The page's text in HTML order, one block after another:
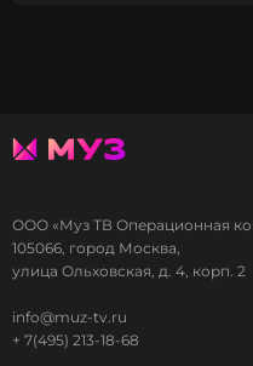
ООО «Муз ТВ Операционная
105066, город Москва,
улица Ольховская, д. 4, корп. 2
info@muz-tv.ru
+ 7(495) 213-18-68